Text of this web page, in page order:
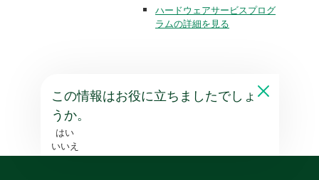
ハードウェアサービスプログ
ラムの詳細を見る
この情報はお役に立ちましたでしょ
うか。
はい
いいえ